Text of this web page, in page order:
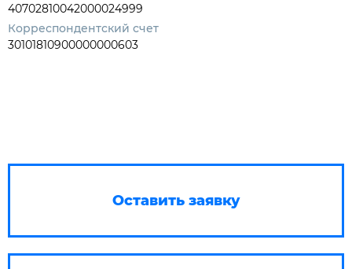
40702810042000024999
Корреспондентский счет
30101810900000000603
Оставить заявку